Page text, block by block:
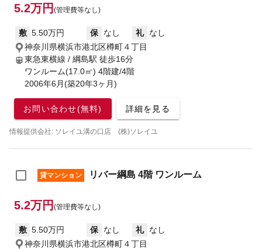
5.2万円 (管理費等なし)
敷 5.50万円 保 なし 礼
なし
神奈川県横浜市港北区樽町４丁目
東急東横線 / 綱島駅 徒歩16分
ワンルーム(17.0㎡) 4階建/4階
2006年6月(築20年3ヶ月)
お問い合わせ(無料) 詳細を見る
情報提供会社: ソレイユ溝の口店 (株)ソレイユ
貸マンション リバー綱島 4階 ワンルーム
5.2万円 (管理費等なし)
敷 5.50万円 保 なし 礼
なし
神奈川県横浜市港北区樽町４丁目